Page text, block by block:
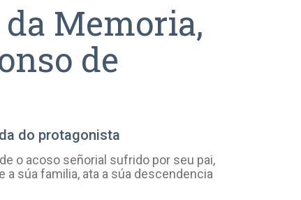
Memoria,
de
do protagonista
o acoso señorial sufrido por seu pai,
a súa familia, ata a súa descendencia